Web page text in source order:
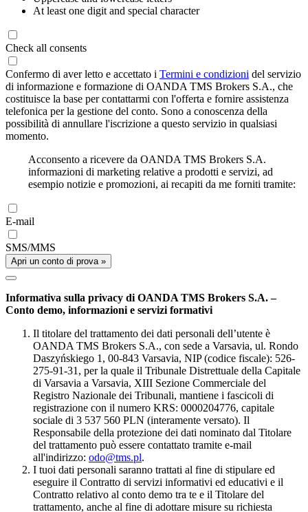
At least one digit and special character
Check all consents
Confermo di aver letto e accettato i Termini e condizioni del servizio
di informazione e formazione di OANDA TMS Brokers S.A., che
costituisce la base per contattarmi con l'offerta e fornire assistenza
telefonica per la gestione del conto. Sono a conoscenza della
possibilità di annullare l'iscrizione a questo servizio in qualsiasi
momento.
Acconsento a ricevere da OANDA TMS Brokers S.A.
informazioni di marketing relative a prodotti e servizi, ad
esempio notizie e promozioni, ai recapiti da me forniti tramite:
E-mail
SMS/MMS
Apri un conto di prova »
Informativa sulla privacy di OANDA TMS Brokers S.A. –
Conto demo, informazioni e servizi formativi
Il titolare del trattamento dei dati personali dell’utente è
OANDA TMS Brokers S.A., con sede a Varsavia, ul. Rondo
Daszyńskiego 1, 00-843 Varsavia, NIP (codice fiscale): 526-
275-91-31, per la quale il Tribunale Distrettuale della Capitale
di Varsavia a Varsavia, XIII Sezione Commerciale del
Registro Nazionale dei Tribunali, mantiene i fascicoli di
registrazione con il numero KRS: 0000204776, capitale
sociale di 3 537 560 PLN (interamente versato). Il
Responsabile della protezione dei dati nominato dal Titolare
del trattamento può essere contattato tramite e-mail
all'indirizzo: odo@tms.pl.
I tuoi dati personali saranno trattati al fine di stipulare ed
eseguire il Contratto di servizi informativi ed educativi e il
Contratto relativo al conto demo tra te e il Titolare del
trattamento, anche al fine di adottare misure su richiesta